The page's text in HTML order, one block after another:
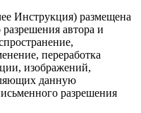
Инструкция) размещена
автора и
переработка
изображений,
данную
разрешения